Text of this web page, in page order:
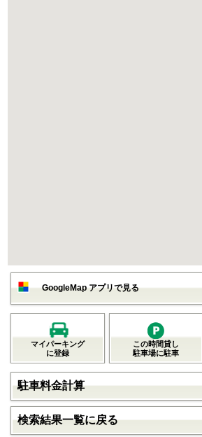
GoogleMap アプリで見る
マイパーキング
に登録
この時間貸し
駐車場に駐車
駐車料金計算
検索結果一覧に戻る